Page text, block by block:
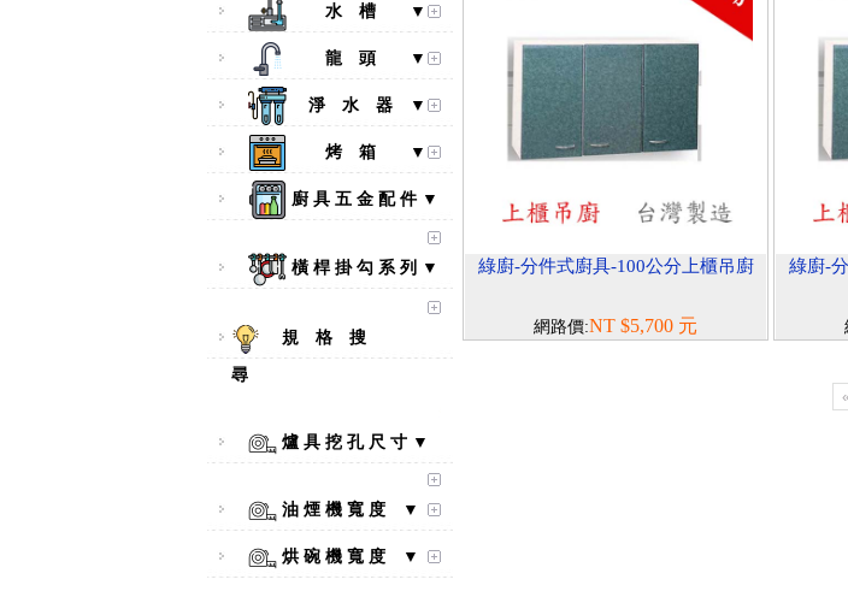
水 槽 ▼
龍 頭 ▼
淨 水 器 ▼
烤 箱 ▼
廚 具 五 金 配 件 ▼
橫 桿 掛 勾 系 列 ▼
規 格 搜
尋
爐 具 挖 孔 尺 寸 ▼
油 煙 機 寬 度 ▼
烘 碗 機 寬 度 ▼
綠廚-分件式廚具-100公分上櫃吊廚
網路價:NT $5,700 元
綠廚-